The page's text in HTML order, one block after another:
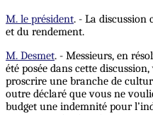
M. le président. - La discussion
et du rendement.
M. Desmet. - Messieurs, en
été posée dans cette
proscrire une branche de
outre déclaré que vous ne
budget une indemnité pour